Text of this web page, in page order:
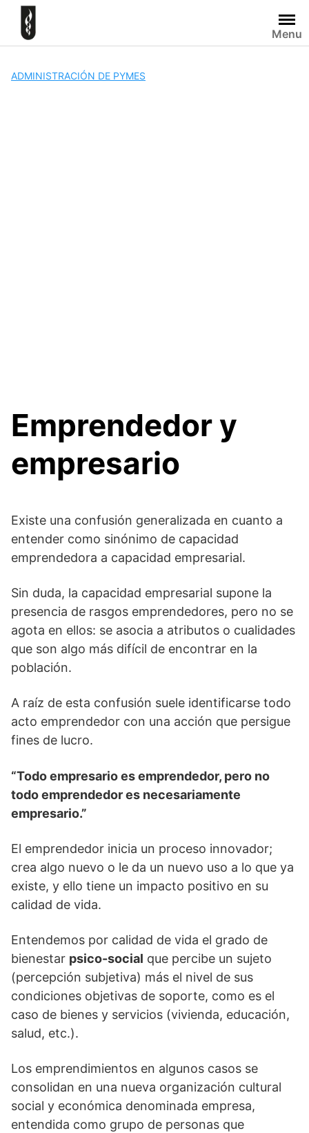
Skip
content
Menu
ADMINISTRACIÓN DE PYMES
Emprendedor y
empresario
Existe una confusión generalizada en cuanto a
entender como sinónimo de capacidad
emprendedora a capacidad empresarial.
Sin duda, la capacidad empresarial supone la
presencia de rasgos emprendedores, pero no se
agota en ellos: se asocia a atributos o cualidades
que son algo más difícil de encontrar en la
población.
A raíz de esta confusión suele identificarse todo
acto emprendedor con una acción que persigue
fines de lucro.
“Todo empresario es emprendedor, pero no
todo emprendedor es necesariamente
empresario.”
El emprendedor inicia un proceso innovador;
crea algo nuevo o le da un nuevo uso a lo que ya
existe, y ello tiene un impacto positivo en su
calidad de vida.
Entendemos por calidad de vida el grado de
bienestar psico-social que percibe un sujeto
(percepción subjetiva) más el nivel de sus
condiciones objetivas de soporte, como es el
caso de bienes y servicios (vivienda, educación,
salud, etc.).
Los emprendimientos en algunos casos se
consolidan en una nueva organización cultural
social y económica denominada empresa,
entendida como grupo de personas que